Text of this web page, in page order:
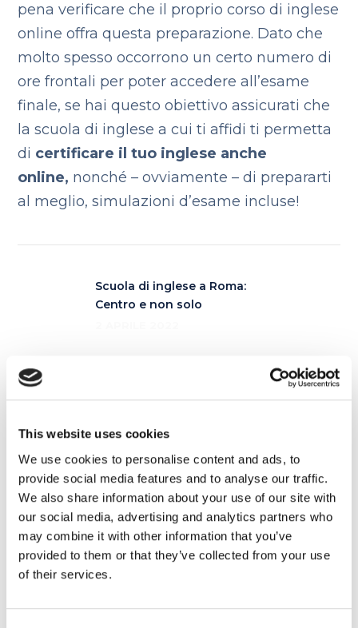
This website uses cookies
We use cookies to personalise content and ads, to
provide social media features and to analyse our traffic.
We also share information about your use of our site with
our social media, advertising and analytics partners who
may combine it with other information that you’ve
provided to them or that they’ve collected from your use
of their services.
pena verificare che il proprio corso di inglese
online offra questa preparazione. Dato che
molto spesso occorrono un certo numero di
ore frontali per poter accedere all’esame
finale, se hai questo obiettivo assicurati che
la scuola di inglese a cui ti affidi ti permetta
di certificare il tuo inglese anche
online, nonché – ovviamente – di prepararti
al meglio, simulazioni d’esame incluse!
Scuola di inglese a Roma:
Centro e non solo
per adulti
Articoli correlati
GEN